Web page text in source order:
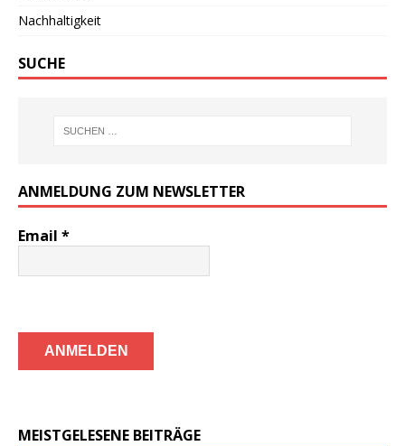
Nachhaltigkeit
SUCHE
ANMELDUNG ZUM NEWSLETTER
Email *
MEISTGELESENE BEITRÄGE